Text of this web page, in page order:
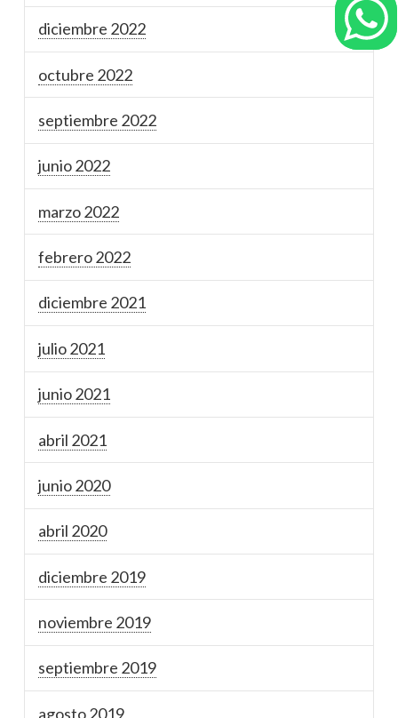
diciembre 2022
octubre 2022
septiembre 2022
junio 2022
marzo 2022
febrero 2022
diciembre 2021
julio 2021
junio 2021
abril 2021
junio 2020
abril 2020
diciembre 2019
noviembre 2019
septiembre 2019
agosto 2019